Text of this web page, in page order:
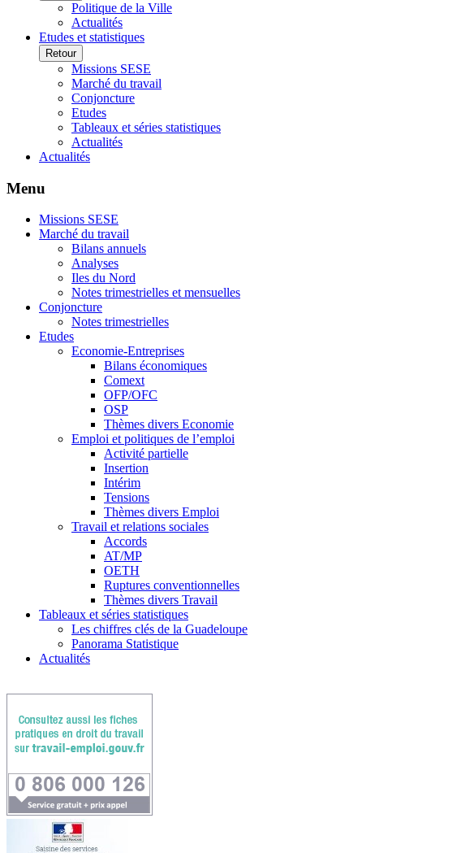
Politique de la Ville
Actualités
Etudes et statistiques
Retour
Missions SESE
Marché du travail
Conjoncture
Etudes
Tableaux et séries statistiques
Actualités
Actualités
Menu
Missions SESE
Marché du travail
Bilans annuels
Analyses
Iles du Nord
Notes trimestrielles et mensuelles
Conjoncture
Notes trimestrielles
Etudes
Economie-Entreprises
Bilans économiques
Comext
OFP/OFC
OSP
Thèmes divers Economie
Emploi et politiques de l’emploi
Activité partielle
Insertion
Intérim
Tensions
Thèmes divers Emploi
Travail et relations sociales
Accords
AT/MP
OETH
Ruptures conventionnelles
Thèmes divers Travail
Tableaux et séries statistiques
Les chiffres clés de la Guadeloupe
Panorama Statistique
Actualités